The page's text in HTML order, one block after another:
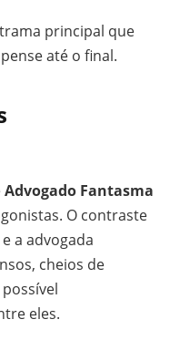
principal que
até o final.
Advogado Fantasma
O contraste
a advogada
cheios de
eles.